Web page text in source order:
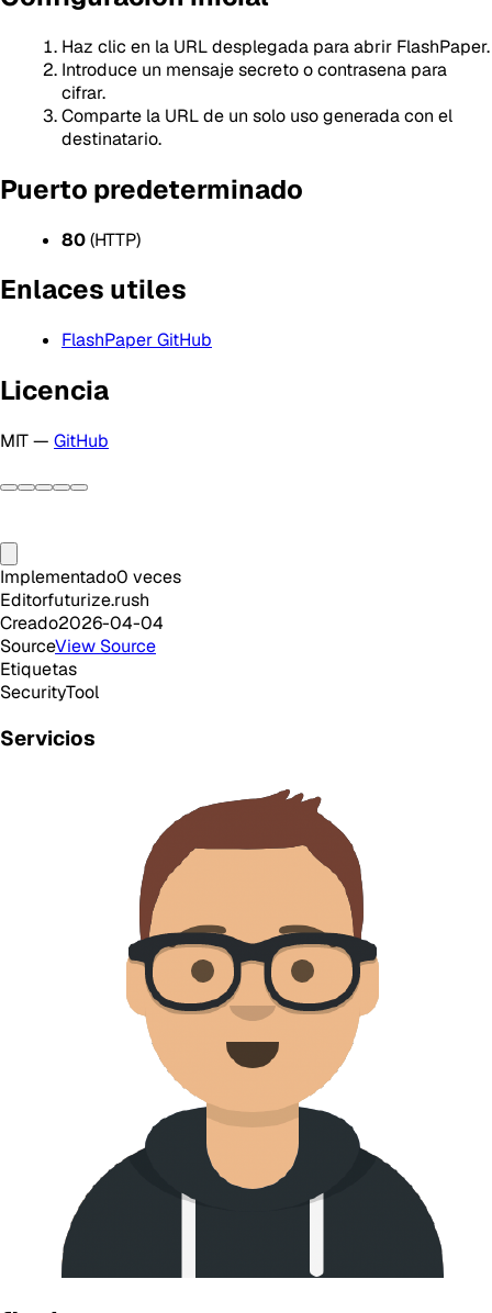
Haz clic en la URL desplegada para abrir FlashPaper.
Introduce un mensaje secreto o contrasena para
cifrar.
Comparte la URL de un solo uso generada con el
destinatario.
Puerto predeterminado
80(HTTP)
Enlaces utiles
FlashPaper GitHub
Licencia
MIT — GitHub
Implementado0 veces
Editorfuturize.rush
Creado2026-04-04
SourceView Source
Etiquetas
SecurityTool
Servicios